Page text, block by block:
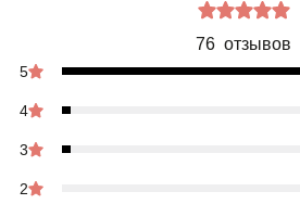
76 отзывов
5
4
3
2